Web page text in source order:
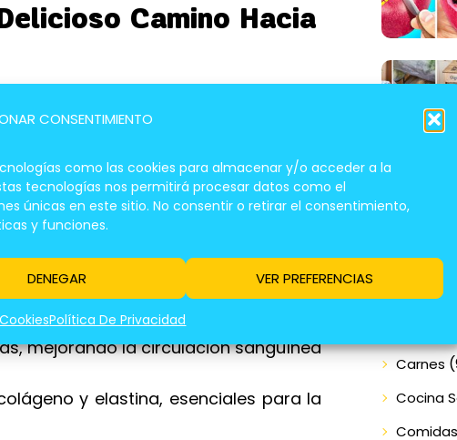
CONSENTIMIENTO
como las cookies para almacenar y/o acceder a la
tecnologías nos permitirá procesar datos como el
únicas en este sitio. No consentir o retirar el consentimiento,
y funciones.
DENEGAR VER PREFERENCIAS
Política De Privacidad
Camino Hacia
y fibra, elementos esenciales
mejorando la circulación sanguínea
y elastina, esenciales para la
Carnes
Cocina